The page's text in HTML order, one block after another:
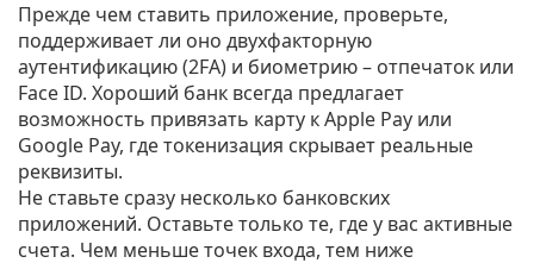
Прежде чем ставить приложение, проверьте,
поддерживает ли оно двухфакторную
аутентификацию (2FA) и биометрию – отпечаток или
Face ID. Хороший банк всегда предлагает
возможность привязать карту к Apple Pay или
Google Pay, где токенизация скрывает реальные
реквизиты.
Не ставьте сразу несколько банковских
приложений. Оставьте только те, где у вас активные
счета. Чем меньше точек входа, тем ниже